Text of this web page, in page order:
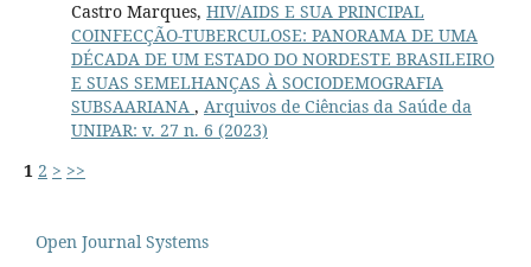
Castro Marques, HIV/AIDS E SUA PRINCIPAL
COINFECÇÃO-TUBERCULOSE: PANORAMA DE UMA
DÉCADA DE UM ESTADO DO NORDESTE BRASILEIRO
E SUAS SEMELHANÇAS À SOCIODEMOGRAFIA
SUBSAARIANA , Arquivos de Ciências da Saúde da
UNIPAR: v. 27 n. 6 (2023)
1 2 > >>
Open Journal Systems